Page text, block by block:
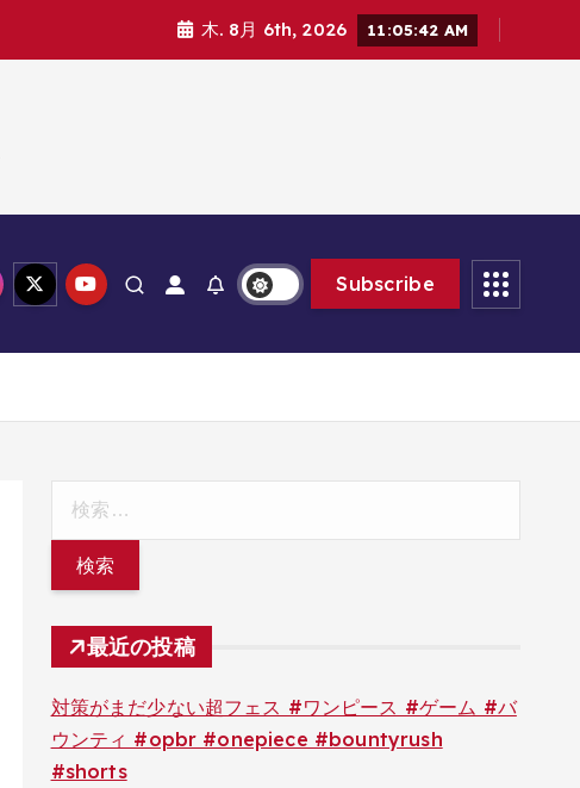
木. 8月 6th, 2026 11:05:43 AM
Subscribe
最近の投稿
対策がまだ少ない超フェス #ワンピース #ゲーム #バ
ウンティ #opbr #onepiece #bountyrush
#shorts